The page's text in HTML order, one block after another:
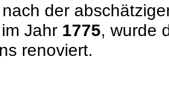
der
Jahr 1775, wurde
renoviert.